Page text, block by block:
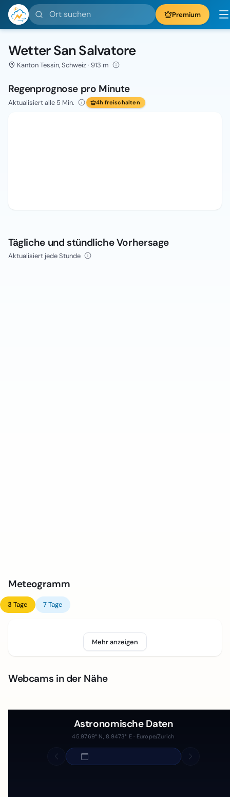
Ort suchen Premium
Wetter San Salvatore
Kanton Tessin, Schweiz · 913 m
Regenprognose pro Minute
Aktualisiert alle 5 Min. 4h freischalten
Tägliche und stündliche Vorhersage
Aktualisiert jede Stunde
Meteogramm
3 Tage 7 Tage
Mehr anzeigen
Webcams in der Nähe
Astronomische Daten
45.9769° N, 8.9473° E · Europe/Zurich